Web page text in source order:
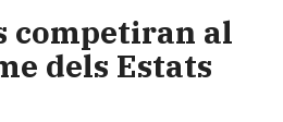
competiran al
dels Estats